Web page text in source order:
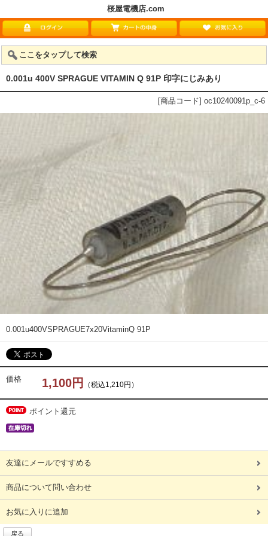
桜屋電機店.com
ここをタップして検索
0.001u 400V SPRAGUE VITAMIN Q 91P 印字にじみあり
[商品コード] oc10240091p_c-6
0.001u400VSPRAGUE7x20VitaminQ 91P
価格 1,100円 （税込1,210円）
ポイント還元
友達にメールですすめる
商品について問い合わせ
お気に入りに追加
戻る